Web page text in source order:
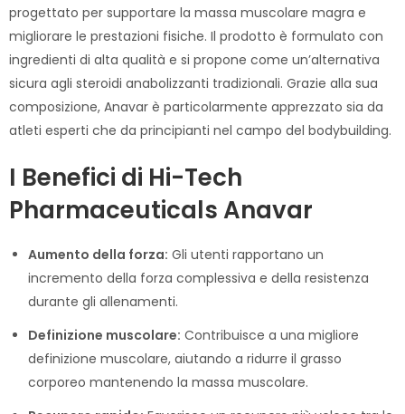
progettato per supportare la massa muscolare magra e
migliorare le prestazioni fisiche. Il prodotto è formulato con
ingredienti di alta qualità e si propone come un’alternativa
sicura agli steroidi anabolizzanti tradizionali. Grazie alla sua
composizione, Anavar è particolarmente apprezzato sia da
atleti esperti che da principianti nel campo del bodybuilding.
I Benefici di Hi-Tech
Pharmaceuticals Anavar
Aumento della forza: Gli utenti rapportano un
incremento della forza complessiva e della resistenza
durante gli allenamenti.
Definizione muscolare: Contribuisce a una migliore
definizione muscolare, aiutando a ridurre il grasso
corporeo mantenendo la massa muscolare.